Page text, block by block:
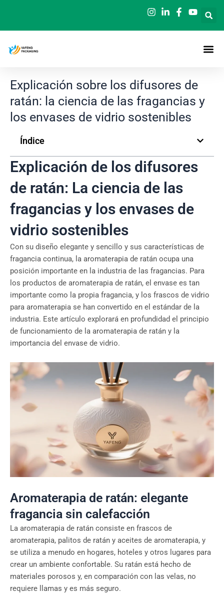
contenido
Explicación sobre los difusores de
ratán: la ciencia de las fragancias y
los envases de vidrio sostenibles
Índice
Explicación de los difusores
de ratán: La ciencia de las
fragancias y los envases de
vidrio sostenibles
Con su diseño elegante y sencillo y sus características de
fragancia continua, la aromaterapia de ratán ocupa una
posición importante en la industria de las fragancias. Para
los productos de aromaterapia de ratán, el envase es tan
importante como la propia fragancia, y los frascos de vidrio
para aromaterapia se han convertido en el estándar de la
industria. Este artículo explorará en profundidad el principio
de funcionamiento de la aromaterapia de ratán y la
importancia del envase de vidrio.
Aromaterapia de ratán: elegante
fragancia sin calefacción
La aromaterapia de ratán consiste en frascos de
aromaterapia, palitos de ratán y aceites de aromaterapia, y
se utiliza a menudo en hogares, hoteles y otros lugares para
crear un ambiente confortable. Su ratán está hecho de
materiales porosos y, en comparación con las velas, no
requiere llamas y es más seguro.